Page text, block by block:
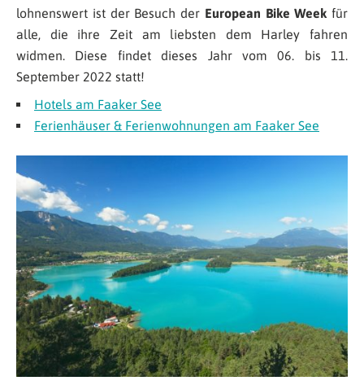
lohnenswert ist der Besuch der European Bike Week für
alle, die ihre Zeit am liebsten dem Harley fahren
widmen. Diese findet dieses Jahr vom 06. bis 11.
September 2022 statt!
Hotels am Faaker See
Ferienhäuser & Ferienwohnungen am Faaker See